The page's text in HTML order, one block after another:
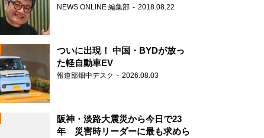
NEWS ONLINE 編集部 2018.08.22
ついに出現！ 中国・BYDが放っ
た軽自動車EV
報道部畑中デスク 2026.08.03
阪神・淡路大震災から今日で23
年 災害時リーダーに最も求めら